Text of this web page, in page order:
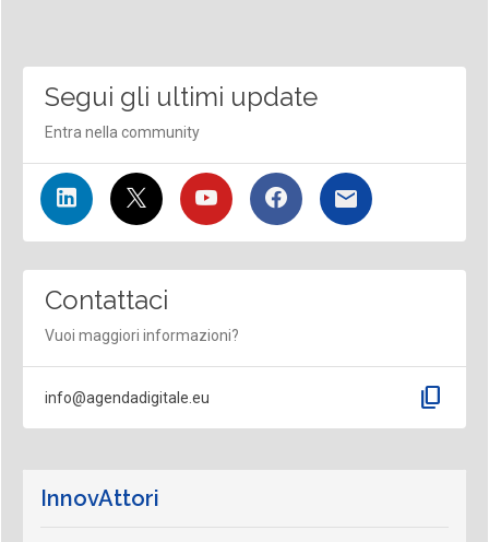
Segui gli ultimi update
Entra nella community
Contattaci
Vuoi maggiori informazioni?
info@agendadigitale.eu content_copy
InnovAttori